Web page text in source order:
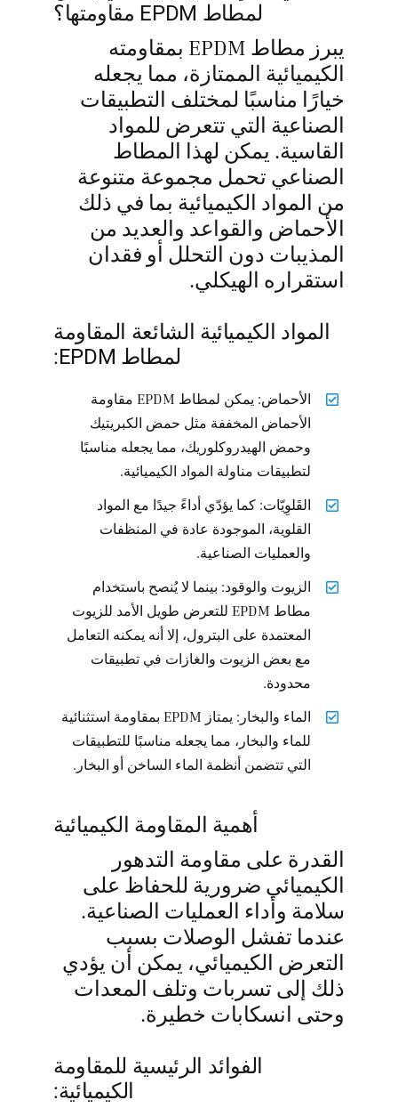
لمطاط EPDM مقاومتها؟
يبرز مطاط EPDM بمقاومته
الكيميائية الممتازة، مما يجعله
خيارًا مناسبًا لمختلف التطبيقات
الصناعية التي تتعرض للمواد
القاسية. يمكن لهذا المطاط
الصناعي تحمل مجموعة متنوعة
من المواد الكيميائية بما في ذلك
الأحماض والقواعد والعديد من
المذيبات دون التحلل أو فقدان
استقراره الهيكلي.
المواد الكيميائية الشائعة المقاومة
لمطاط EPDM:
الأحماض: يمكن لمطاط EPDM مقاومة
الأحماض المخففة مثل حمض الكبريتيك
وحمض الهيدروكلوريك، مما يجعله مناسبًا
لتطبيقات مناولة المواد الكيميائية.
القَلوِيّات: كما يؤدّي أداءً جيدًا مع المواد
القلوية، الموجودة عادة في المنظفات
والعمليات الصناعية.
الزيوت والوقود: بينما لا يُنصح باستخدام
مطاط EPDM للتعرض طويل الأمد للزيوت
المعتمدة على البترول، إلا أنه يمكنه التعامل
مع بعض الزيوت والغازات في تطبيقات
محدودة.
الماء والبخار: يمتاز EPDM بمقاومة استثنائية
للماء والبخار، مما يجعله مناسبًا للتطبيقات
التي تتضمن أنظمة الماء الساخن أو البخار.
أهمية المقاومة الكيميائية
القدرة على مقاومة التدهور
الكيميائي ضرورية للحفاظ على
سلامة وأداء العمليات الصناعية.
عندما تفشل الوصلات بسبب
التعرض الكيميائي، يمكن أن يؤدي
ذلك إلى تسربات وتلف المعدات
وحتى انسكابات خطيرة.
الفوائد الرئيسية للمقاومة
الكيميائية: